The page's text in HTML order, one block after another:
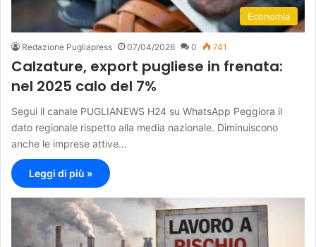
Economia
Redazione Pugliapress 07/04/2026 0 741
Calzature, export pugliese in frenata:
nel 2025 calo del 7%
Segui il canale PUGLIANEWS H24 su WhatsApp Peggiora il
dato regionale rispetto alla media nazionale. Diminuiscono
anche le imprese attive…
Leggi di più »